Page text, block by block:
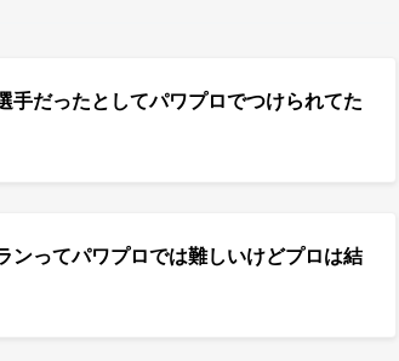
手だったとしてパワプロでつけられてた
ンってパワプロでは難しいけどプロは結